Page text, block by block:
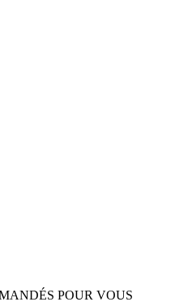
POUR VOUS